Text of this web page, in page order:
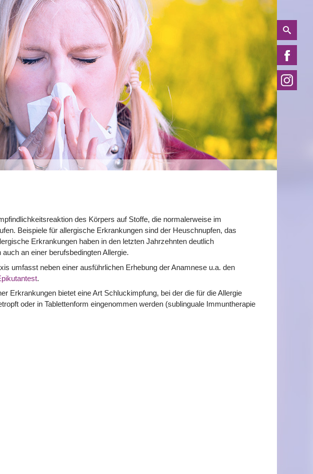
des Körpers auf Stoffe, die normalerweise im
Beispiele für allergische Erkrankungen sind der Heuschnupfen, das
Erkrankungen haben in den letzten Jahrzehnten deutlich
an einer berufsbedingten Allergie.
umfasst neben einer ausführlichen Erhebung der Anamnese u.a. den
.
Erkrankungen bietet eine Art Schluckimpfung, bei der die für die Allergie
oder in Tablettenform eingenommen werden (sublinguale Immuntherapie